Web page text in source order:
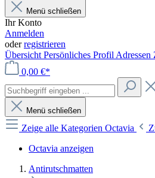
Menü schließen
Ihr Konto
Anmelden
oderregistrieren
Übersicht Persönliches Profil Adressen
0,00 €*
Menü schließen
Zeige alle Kategorien Octavia
Octavia anzeigen
Antirutschmatten